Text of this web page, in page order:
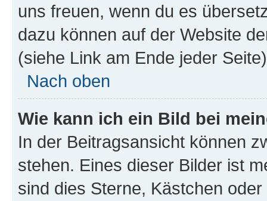
uns freuen, wenn du es
dazu können auf der Website
(siehe Link am Ende jeder
Nach oben
Wie kann ich ein Bild bei
In der Beitragsansicht können
stehen. Eines dieser Bilder ist
sind dies Sterne, Kästchen